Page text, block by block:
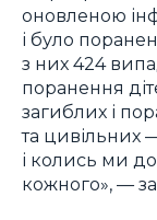
оновленою
і було
з них 424
поранення
загиблих і
та цивільних
і колись ми
кожного», —